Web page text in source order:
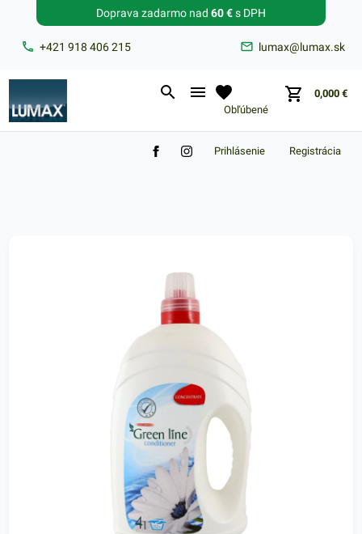
+421 918 406 215 lumax@lumax.sk
Doprava zadarmo nad 60 €s DPH
Obľúbené
0,000 €
Zabudnuté heslo?
Registrácia
Prihlásenie